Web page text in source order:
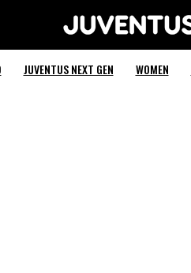
JUVENTUS NEXT GEN WOMEN